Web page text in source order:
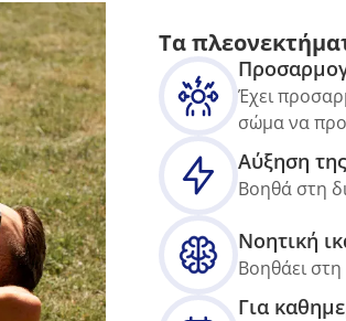
Τα
Έχει
σώμα να
Αύξηση
Βοηθά στη
Νοητική
Βοηθάει
Για